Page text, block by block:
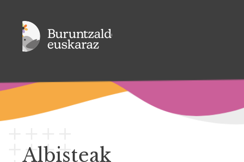
Albisteak